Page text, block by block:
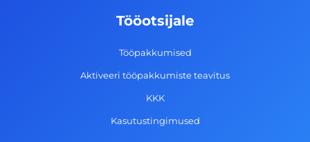
-
g
r
a
m
d
i
n
Tööotsijale
Tööpakkumised
Aktiveeri tööpakkumiste teavitus
KKK
Kasutustingimused